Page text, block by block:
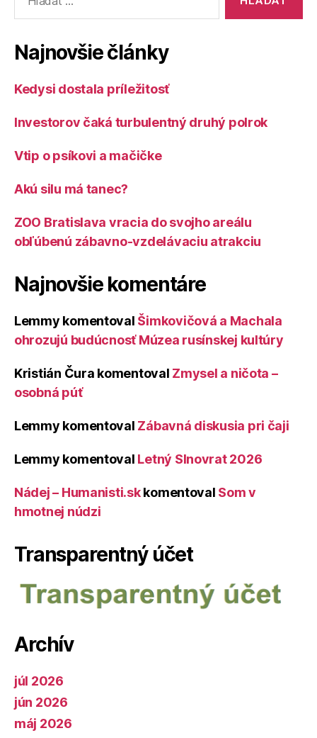
Najnovšie články
Kedysi dostala príležitosť
Investorov čaká turbulentný druhý polrok
Vtip o psíkovi a mačičke
Akú silu má tanec?
ZOO Bratislava vracia do svojho areálu
obľúbenú zábavno-vzdelávaciu atrakciu
Najnovšie komentáre
Lemmy komentoval Šimkovičová a Machala
ohrozujú budúcnosť Múzea rusínskej kultúry
Kristián Čura komentoval Zmysel a ničota –
osobná púť
Lemmy komentoval Zábavná diskusia pri čaji
Lemmy komentoval Letný Slnovrat 2026
Nádej – Humanisti.skkomentoval Som v
hmotnej núdzi
Transparentný účet
Archív
júl 2026
jún 2026
máj 2026